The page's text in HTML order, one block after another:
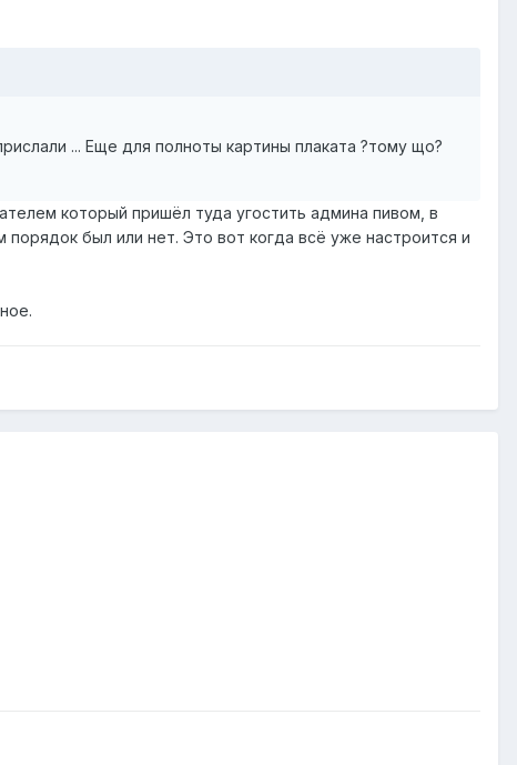
... Еще для полноты картины плаката ?тому що?
который пришёл туда угостить админа пивом, в
был или нет. Это вот когда всё уже настроится и